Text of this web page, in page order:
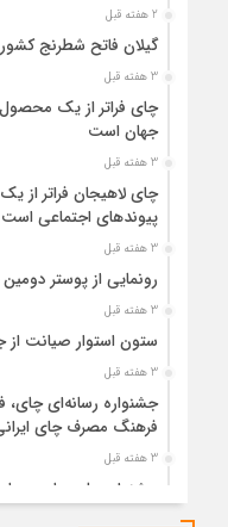
2 هفته قبل
گیلان فاتح شطرنج
3 هفته قبل
چای فراتر از یک
جهان است
3 هفته قبل
چای لاهیجان فراتر
پیوندهای اجتماعی است
3 هفته قبل
رونمایی از پوستر
3 هفته قبل
ستون استوار صیانت
3 هفته قبل
جشنواره رسانه‌ای چای،
فرهنگ مصرف چای
3 هفته قبل
جشنواره ملی چای،
ایرانی!؟